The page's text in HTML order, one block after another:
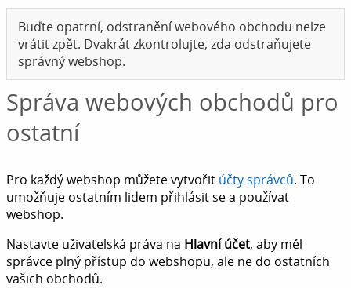
Buďte opatrní, odstranění webového obchodu nelze
vrátit zpět. Dvakrát zkontrolujte, zda odstraňujete
správný webshop.
Správa webových obchodů pro
ostatní
Pro každý webshop můžete vytvořit účty správců. To
umožňuje ostatním lidem přihlásit se a používat
webshop.
Nastavte uživatelská práva na Hlavní účet, aby měl
správce plný přístup do webshopu, ale ne do ostatních
vašich obchodů.